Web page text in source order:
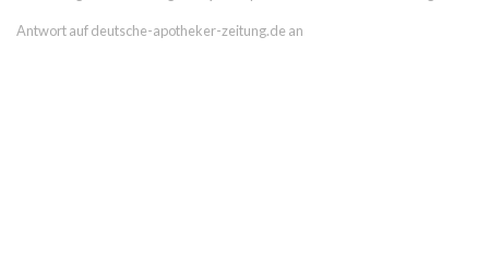
Antwort auf deutsche-apotheker-zeitung.de an